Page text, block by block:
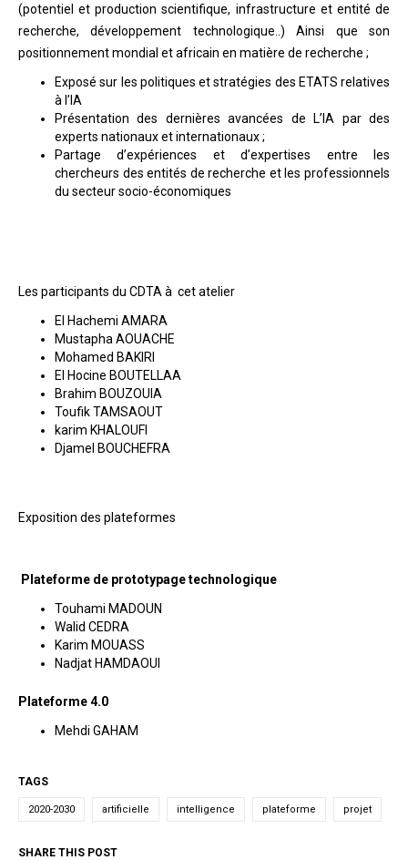
(potentiel et production scientifique, infrastructure et entité de
recherche, développement technologique..) Ainsi que son
positionnement mondial et africain en matière de recherche ;
Exposé sur les politiques et stratégies des ETATS relatives
à l’IA
Présentation des dernières avancées de L’IA par des
experts nationaux et internationaux ;
Partage d’expériences et d’expertises entre les
chercheurs des entités de recherche et les professionnels
du secteur socio-économiques
Les participants du CDTA à cet atelier
El Hachemi AMARA
Mustapha AOUACHE
Mohamed BAKIRI
El Hocine BOUTELLAA
Brahim BOUZOUIA
Toufik TAMSAOUT
karim KHALOUFI
Djamel BOUCHEFRA
Exposition des plateformes
Plateforme de prototypage technologique
Touhami MADOUN
Walid CEDRA
Karim MOUASS
Nadjat HAMDAOUI
Plateforme 4.0
Mehdi GAHAM
TAGS
2020-2030 artificielle intelligence plateforme projet
SHARE THIS POST